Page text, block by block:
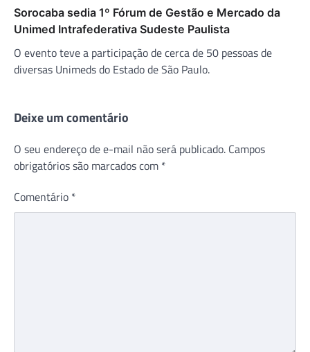
Sorocaba sedia 1º Fórum de Gestão e Mercado da
Unimed Intrafederativa Sudeste Paulista
O evento teve a participação de cerca de 50 pessoas de
diversas Unimeds do Estado de São Paulo.
Deixe um comentário
O seu endereço de e-mail não será publicado. Campos
obrigatórios são marcados com *
Comentário *